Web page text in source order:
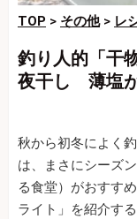
TOP > その他> レ
釣り人的「干
夜干し 薄塩
秋から初冬によく
は、まさにシーズ
る食堂）がおすす
ライト」を紹介する